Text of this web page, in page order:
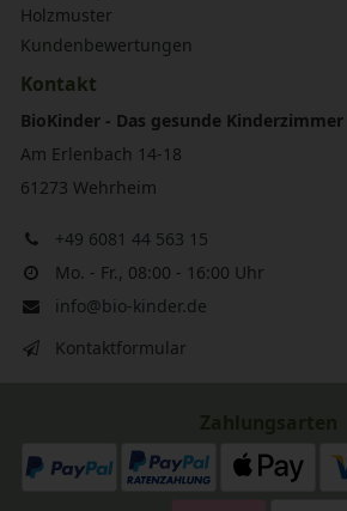
Holzmuster
Kundenbewertungen
Kontakt
BioKinder - Das gesunde Kinderzimmer
Am Erlenbach 14-18
61273 Wehrheim
+49 6081 44 563 15
Mo. - Fr., 08:00 - 16:00 Uhr
info@bio-kinder.de
Kontaktformular
Zahlungsarten